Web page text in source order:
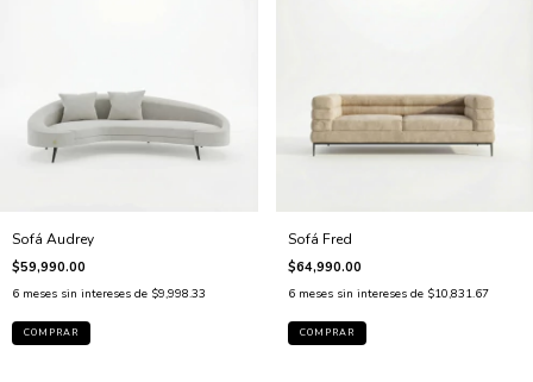
Sofá Audrey
$59,990.00
6 meses sin intereses de $9,998.33
COMPRAR
Sofá Fred
$64,990.00
6 meses sin intereses de $10,831.67
COMPRAR